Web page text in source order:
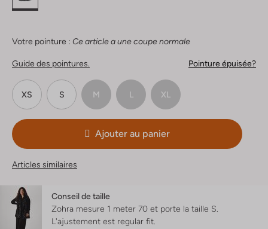
Votre pointure : Ce article a une coupe normale
Guide des pointures. Pointure épuisée?
XS S M L XL
Ajouter au panier
Articles similaires
Conseil de taille
Zohra mesure 1 meter 70 et porte la taille S.
L'ajustement est regular fit